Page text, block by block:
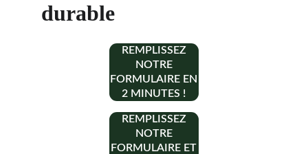
REMPLISSEZ
NOTRE
FORMULAIRE EN
2 MINUTES !
durable
REMPLISSEZ
NOTRE
FORMULAIRE ET